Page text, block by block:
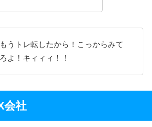
もうトレ転したから！こっからみて
ろよ！キィィィ！！
会社